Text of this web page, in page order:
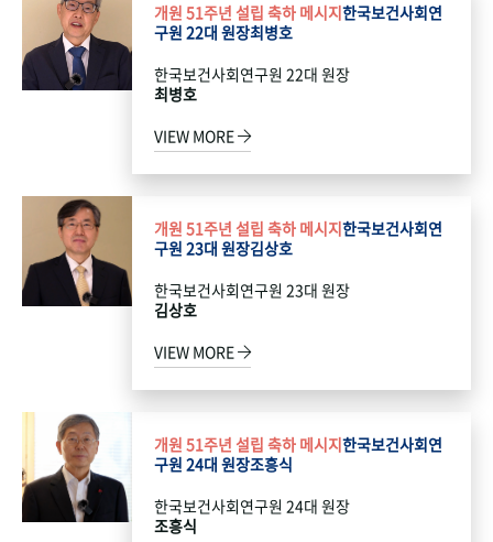
개원 51주년 설립 축하 메시지한국보건사회연
구원 22대 원장최병호
한국보건사회연구원 22대 원장
최병호
VIEW MORE
개원 51주년 설립 축하 메시지한국보건사회연
구원 23대 원장김상호
한국보건사회연구원 23대 원장
김상호
VIEW MORE
개원 51주년 설립 축하 메시지한국보건사회연
구원 24대 원장조흥식
한국보건사회연구원 24대 원장
조흥식